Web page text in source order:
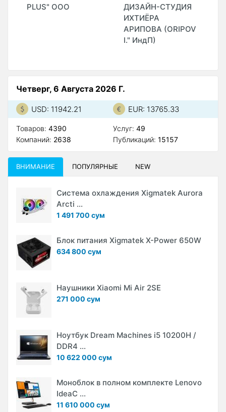
PLUS" ООО
ДИЗАЙН-СТУДИЯ
ИХТИЁРА
АРИПОВА (ORIPOV
I." ИндП)
Четверг, 6 Августа 2026 Г.
USD: 11942.21 EUR: 13765.33
Товаров: 4390
Компаний: 2638
Услуг: 49
Публикаций: 15157
ВНИМАНИЕ ПОПУЛЯРНЫЕ NEW
Система охлаждения Xigmatek Aurora
Arcti ...
1 491 700 сум
Блок питания Xigmatek X-Power 650W
634 800 сум
Наушники Xiaomi Mi Air 2SE
271 000 сум
Ноутбук Dream Machines i5 10200H /
DDR4 ...
10 622 000 сум
Моноблок в полном комплекте Lenovo
IdeaC ...
11 610 000 сум